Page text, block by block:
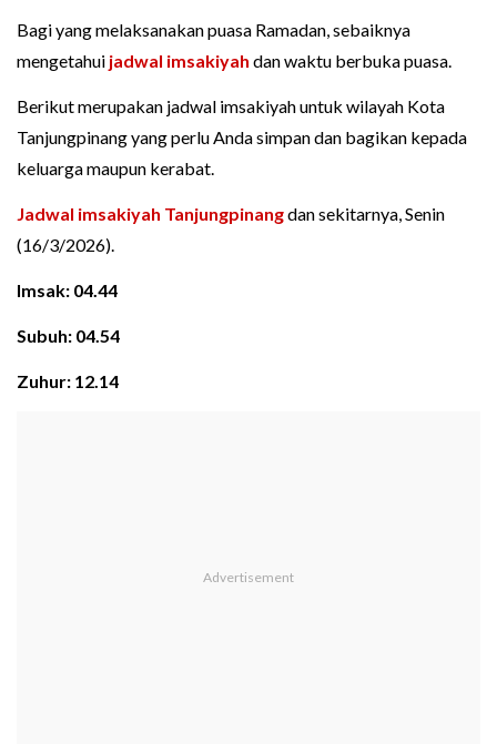
Bagi yang melaksanakan puasa Ramadan, sebaiknya
mengetahui jadwal imsakiyah dan waktu berbuka puasa.
Berikut merupakan jadwal imsakiyah untuk wilayah Kota
Tanjungpinang yang perlu Anda simpan dan bagikan kepada
keluarga maupun kerabat.
Jadwal imsakiyah Tanjungpinangdan sekitarnya, Senin
(16/3/2026).
Imsak: 04.44
Subuh: 04.54
Zuhur: 12.14